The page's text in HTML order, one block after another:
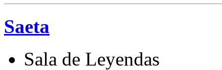
Saeta
Sala de Leyendas